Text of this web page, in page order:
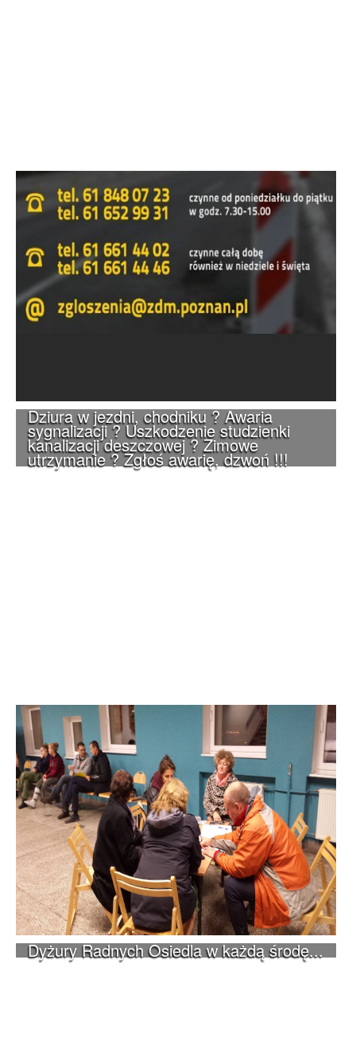
Dziura w jezdni, chodniku ? Awaria
sygnalizacji ? Uszkodzenie studzienki
kanalizacji deszczowej ? Zimowe
utrzymanie ? Zgłoś awarię, dzwoń !!!
Dyżury Radnych Osiedla w każdą środę...